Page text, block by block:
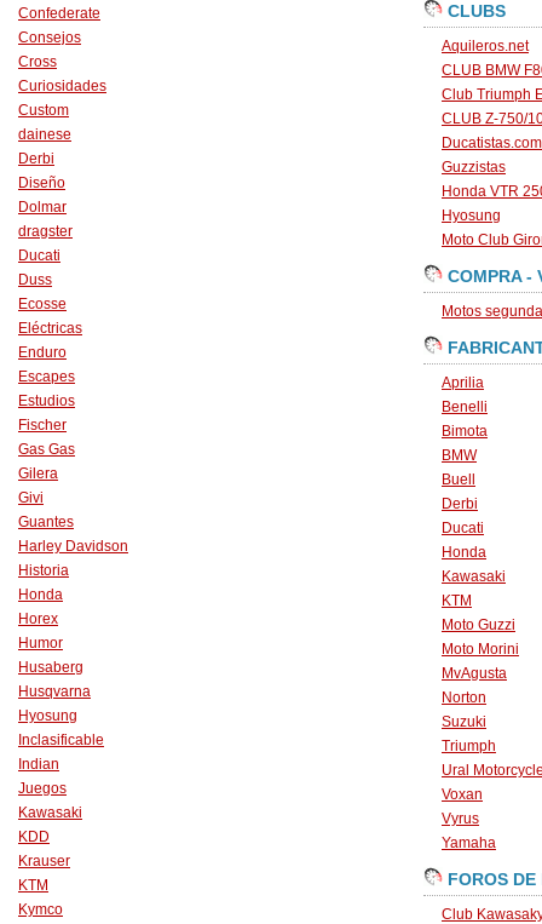
Confederate
Consejos
Cross
Curiosidades
Custom
dainese
Derbi
Diseño
Dolmar
dragster
Ducati
Duss
Ecosse
Eléctricas
Enduro
Escapes
Estudios
Fischer
Gas Gas
Gilera
Givi
Guantes
Harley Davidson
Historia
Honda
Horex
Humor
Husaberg
Husqvarna
Hyosung
Inclasificable
Indian
Juegos
Kawasaki
KDD
Krauser
KTM
Kymco
CLUBS
Aquileros.net
CLUB BMW
Club Triumph
CLUB Z-750/
Ducatistas.com
Guzzistas
Honda VTR
Hyosung
Moto Club
COMPRA -
Motos
Aprilia
Benelli
Bimota
BMW
Buell
Derbi
Ducati
Honda
Kawasaki
KTM
Moto Guzzi
Moto Morini
MvAgusta
Norton
Suzuki
Triumph
Ural
Voxan
Vyrus
Yamaha
FOROS DE
Club